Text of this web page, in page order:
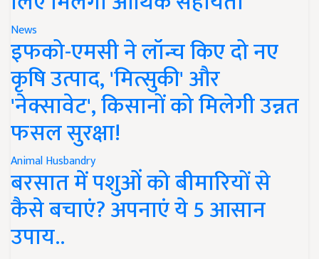
News
इफको-एमसी ने लॉन्च किए दो नए
कृषि उत्पाद, 'मित्सुकी' और
'नेक्सावेट', किसानों को मिलेगी उन्नत
फसल सुरक्षा!
Animal Husbandry
बरसात में पशुओं को बीमारियों से
कैसे बचाएं? अपनाएं ये 5 आसान
उपाय..